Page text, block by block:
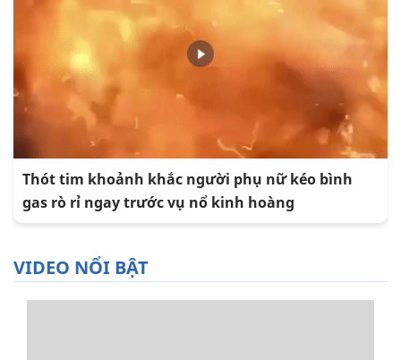
Thót tim khoảnh khắc người phụ nữ kéo bình
gas rò rỉ ngay trước vụ nổ kinh hoàng
VIDEO NỔI BẬT